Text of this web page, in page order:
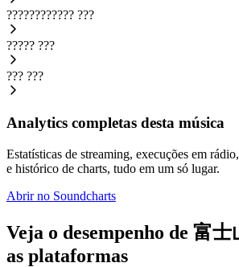
???????????? ???
????? ???
??? ???
Analytics completas desta música
Estatísticas de streaming, execuções em
e histórico de charts, tudo em um só lugar.
Abrir no Soundcharts
Veja o desempenho de 富
as plataformas